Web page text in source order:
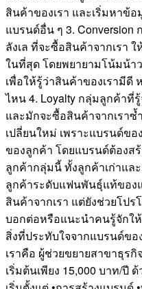
สินค้าของเรา และเริ่มหาข้
แบรนด์อื่น ๆ 3. Conversion
ลังเล ที่จะซื้อสินค้าจากเรา
ในที่สุด โดยพยายามโน้มน้
เพื่อให้รู้ว่าสินค้าของเรามีดี
ไหน 4. Loyalty กลุ่มลูกค้าที่
และมักจะซื้อสินค้าจากเราซ้
เปลี่ยนใหม่ เพราะแบรนด์ขอ
ของลูกค้า โดยแบรนด์ต้องส
ลูกค้ากลุ่มนี้ ทั้งลูกค้าเก่าแล
ลูกค้าระดับแฟนพันธุ์แท้ของ
สินค้าจากเรา แต่ยังช่วยโป
บอกต่อหรือแนะนำคนรู้จักใ
สิ่งที่ประทับใจจากแบรนด์ข
เราคือ ผู้ช่วยขยายสาขาธุร
เริ่มต้นเพียง 15,000 บาท/ปี